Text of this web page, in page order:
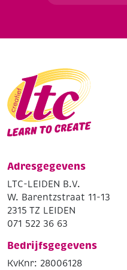
Adresgegevens
LTC-LEIDEN B.V.
W. Barentzstraat 11-13
2315 TZ LEIDEN
071 522 36 63
Bedrijfsgegevens
KvKnr: 28006128